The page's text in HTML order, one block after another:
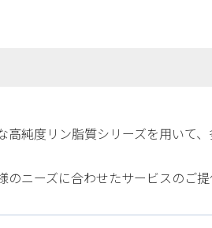
純度リン脂質シリーズを用いて
ニーズに合わせたサービスのご提